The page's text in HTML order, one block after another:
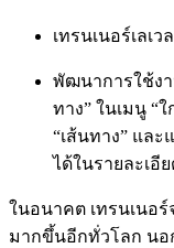
เทรนเนอร์เลเ
พัฒนาการใช้ง
ทาง” ในเมนู “
“เส้นทาง” แล
ได้ในรายละเอี
ในอนาคต เทรนเนอร์
มากขึ้นอีกทั่วโลก น